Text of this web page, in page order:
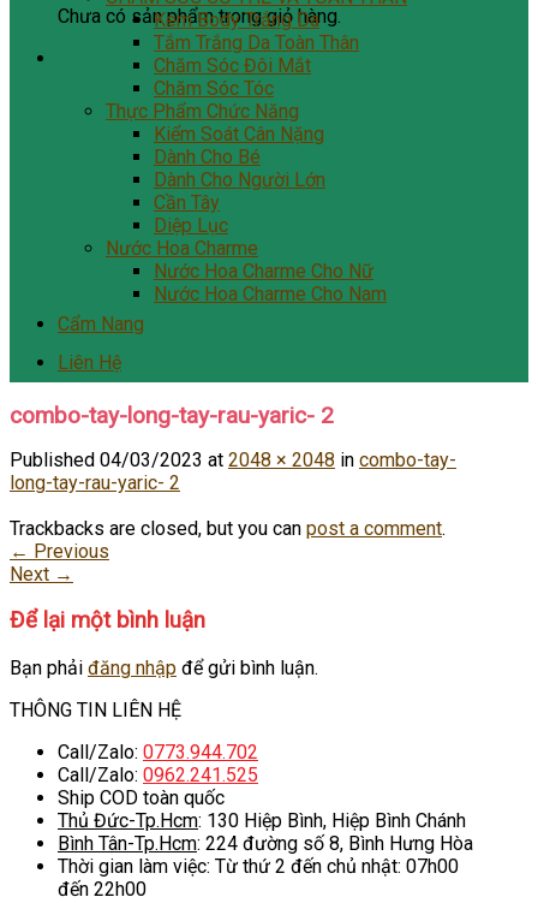
Chưa có sản phẩm trong giỏ hàng.
Kem Body Trắng Da
Tắm Trắng Da Toàn Thân
Chăm Sóc Đôi Mắt
Chăm Sóc Tóc
Thực Phẩm Chức Năng
Kiểm Soát Cân Nặng
Dành Cho Bé
Dành Cho Người Lớn
Cần Tây
Diệp Lục
Nước Hoa Charme
Nước Hoa Charme Cho Nữ
Nước Hoa Charme Cho Nam
Cẩm Nang
Liên Hệ
combo-tay-long-tay-rau-yaric- 2
Published 04/03/2023 at 2048 × 2048 in combo-tay-
long-tay-rau-yaric- 2
Trackbacks are closed, but you can post a comment.
← Previous
Next →
Để lại một bình luận
Bạn phải đăng nhập để gửi bình luận.
THÔNG TIN LIÊN HỆ
Call/Zalo: 0773.944.702
Call/Zalo: 0962.241.525
Ship COD toàn quốc
Thủ Đức-Tp.Hcm: 130 Hiệp Bình, Hiệp Bình Chánh
Bình Tân-Tp.Hcm: 224 đường số 8, Bình Hưng Hòa
Thời gian làm việc: Từ thứ 2 đến chủ nhật: 07h00
đến 22h00